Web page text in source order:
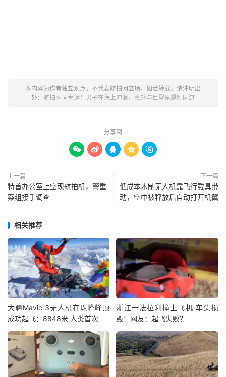
本内容为作者独立观点，不代表航拍网立场。如若转载，请注明出
处： 航拍网 » 幸运！男子在海上冲浪，意外与巨型鬼蝠魟同游
分享到
    
上一篇
特首办公室上空现航拍机，警重
案组接手调查
下一篇
低成本木制无人机靠飞行载具带
动，空中被释放后自动打开机翼
相关推荐
大疆Mavic 3无人机在珠峰峰顶
成功起飞：8848米 人类首次
浙江一法拉利撞上飞机 车头损
毁！网友：起飞失败？